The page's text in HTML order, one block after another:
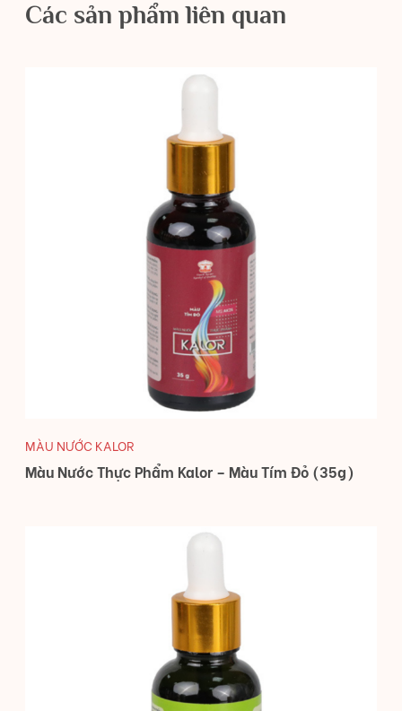
Các sản phẩm liên quan
MÀU NƯỚC KALOR
Màu Nước Thực Phẩm Kalor – Màu Tím Đỏ (35g)